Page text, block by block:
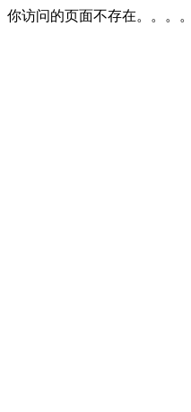
你访问的页面不存在。。。。